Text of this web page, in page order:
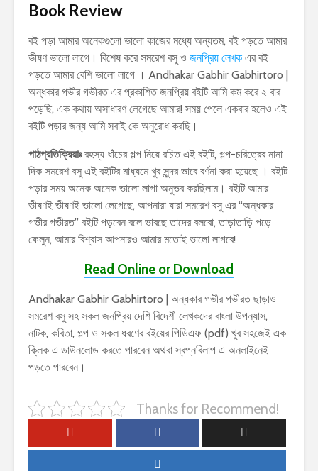
Book Review
বই পড়া আমার অনেকগুলো ভালো কাজের মধ্যে অন্যতম, বই পড়তে আমার
ভীষণ ভালো লাগে। বিশেষ করে সমরেশ বসু ও জনপ্রিয় লেখক এর বই
পড়তে আমার বেশি ভালো লাগে । Andhakar Gabhir Gabhirtoro |
অন্ধকার গভীর গভীরত এর প্রকাশিত জনপ্রিয় বইটি আমি কম করে ২ বার
পড়েছি, এক কথায় অসাধারণ লেগেছে আমার! সময় পেলে একবার হলেও এই
বইটি পড়ার জন্য আমি সবাই কে অনুরোধ করছি।
পাঠপ্রতিক্রিয়াঃরহস্য ধাঁচের গল্প নিয়ে রচিত এই বইটি, গল্প-চরিত্রের নানা
দিক সমরেশ বসু এই বইটির মাধ্যমে খুব সুন্দর ভাবে বর্ণনা করা হয়েছে । বইটি
পড়ার সময় অনেক অনেক ভালো লাগা অনুভব করছিলাম। বইটি আমার
ভীষণই ভীষণই ভালো লেগেছে, আপনারা যারা সমরেশ বসু এর “অন্ধকার
গভীর গভীরত” বইটি পড়বেন বলে ভাবছে তাদের বলবো, তাড়াতাড়ি পড়ে
ফেলুন, আমার বিশ্বাস আপনারও আমার মতোই ভালো লাগবে!
Read Online or Download
Andhakar Gabhir Gabhirtoro | অন্ধকার গভীর গভীরত ছাড়াও
সমরেশ বসু সহ সকল জনপ্রিয় দেশি বিদেশী লেখকদের বাংলা উপন্যাস,
নাটক, কবিতা, গল্প ও সকল ধরণের বইয়ের পিডিএফ (pdf) খুব সহজেই এক
ক্লিক এ ডাউনলোড করতে পারবেন অথবা স্বপ্নবিলাপ এ অনলাইনেই
পড়তে পারবেন।
Thanks for Recommend!